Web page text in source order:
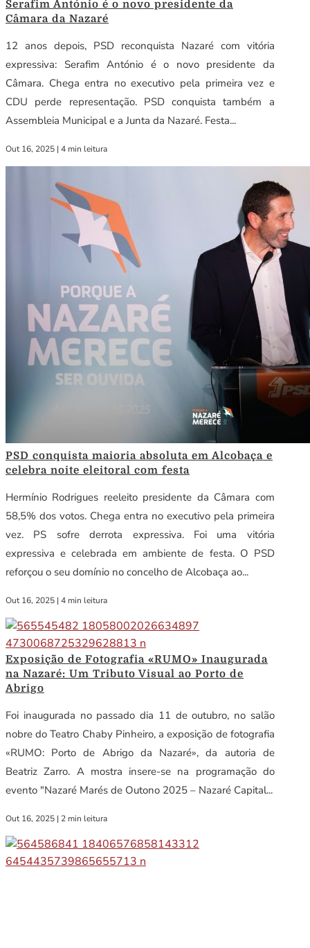
Serafim António é o novo presidente da
Câmara da Nazaré
12 anos depois, PSD reconquista Nazaré com vitória
expressiva: Serafim António é o novo presidente da
Câmara. Chega entra no executivo pela primeira vez e
CDU perde representação. PSD conquista também a
Assembleia Municipal e a Junta da Nazaré. Festa...
Out 16, 2025 | 4 min leitura
PSD conquista maioria absoluta em Alcobaça e
celebra noite eleitoral com festa
Hermínio Rodrigues reeleito presidente da Câmara com
58,5% dos votos. Chega entra no executivo pela primeira
vez. PS sofre derrota expressiva. Foi uma vitória
expressiva e celebrada em ambiente de festa. O PSD
reforçou o seu domínio no concelho de Alcobaça ao...
Out 16, 2025 | 4 min leitura
Exposição de Fotografia «RUMO» Inaugurada
na Nazaré: Um Tributo Visual ao Porto de
Abrigo
Foi inaugurada no passado dia 11 de outubro, no salão
nobre do Teatro Chaby Pinheiro, a exposição de fotografia
«RUMO: Porto de Abrigo da Nazaré», da autoria de
Beatriz Zarro. A mostra insere-se na programação do
evento "Nazaré Marés de Outono 2025 – Nazaré Capital...
Out 16, 2025 | 2 min leitura